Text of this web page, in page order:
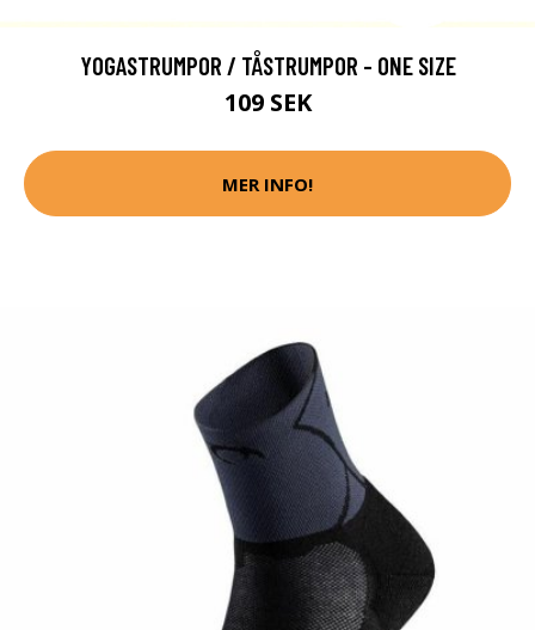
YOGASTRUMPOR / TÅSTRUMPOR - ONE SIZE
109 SEK
MER INFO!